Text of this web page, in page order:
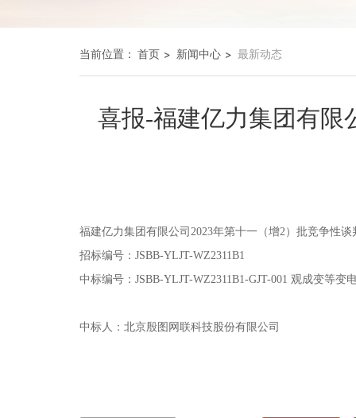
当前位置： 首页 新闻中心 最新动态
喜报-福建亿力集团有限
福建亿力集团有限公司2023年第十一（增2）批竞争性
招标编号 ： JSBB-YLJT-WZ2311B1
中标编号： JSBB-YLJT-WZ2311B1-GJT-001 观成变等变
中标人：北京殷图网联科技股份有限公司